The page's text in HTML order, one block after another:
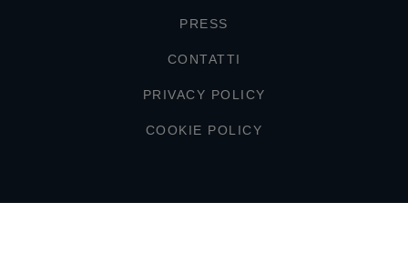
PRESS
CONTATTI
PRIVACY POLICY
COOKIE POLICY